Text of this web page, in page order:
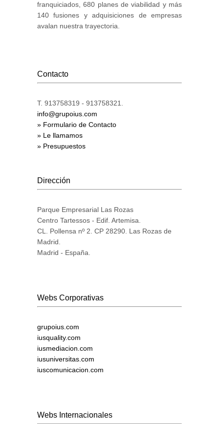
franquiciados, 680 planes de viabilidad y más
140 fusiones y adquisiciones de empresas
avalan nuestra trayectoria.
Contacto
T. 913758319 - 913758321.
info@grupoius.com
» Formulario de Contacto
» Le llamamos
» Presupuestos
Dirección
Parque Empresarial Las Rozas
Centro Tartessos - Edif. Artemisa.
CL. Pollensa nº 2. CP 28290. Las Rozas de
Madrid.
Madrid - España.
Webs Corporativas
grupoius.com
iusquality.com
iusmediacion.com
iusuniversitas.com
iuscomunicacion.com
Webs Internacionales